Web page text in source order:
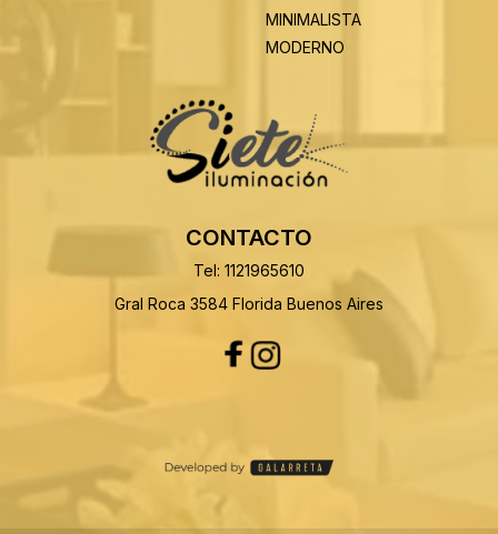
MINIMALISTA
MODERNO
CONTACTO
Tel: 1121965610
Gral Roca 3584 Florida Buenos Aires